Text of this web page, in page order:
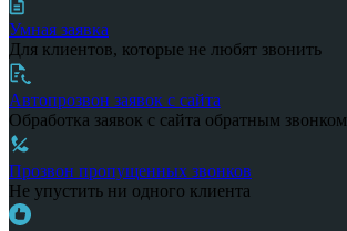
Умная заявка
Для клиентов, которые не любят звонить
Автопрозвон заявок с сайта
Обработка заявок с сайта обратным звонком
Прозвон пропущенных звонков
Не упустить ни одного клиента